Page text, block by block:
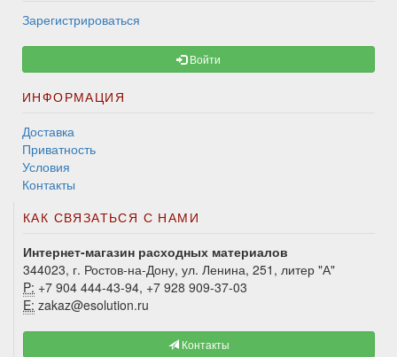
Зарегистрироваться
Войти
ИНФОРМАЦИЯ
Доставка
Приватность
Условия
Контакты
КАК СВЯЗАТЬСЯ С НАМИ
Интернет-магазин расходных материалов
344023, г. Ростов-на-Дону, ул. Ленина, 251, литер "А"
P: +7 904 444-43-94, +7 928 909-37-03
E: zakaz@esolution.ru
Контакты